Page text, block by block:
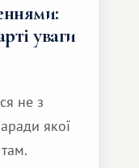
уваги
не з
якої